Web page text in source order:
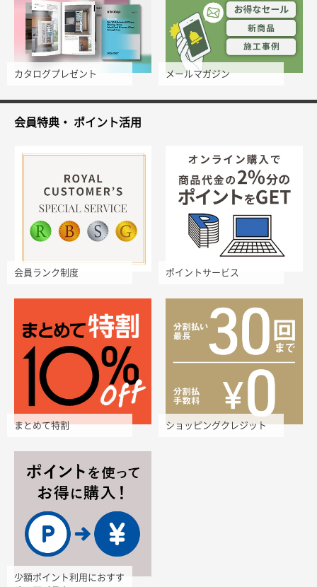
カタログプレゼント メールマガジン
会員特典・ ポイント活用
会員ランク制度 ポイントサービス
まとめて特割 ショッピングクレジット
少額ポイント利用におすす